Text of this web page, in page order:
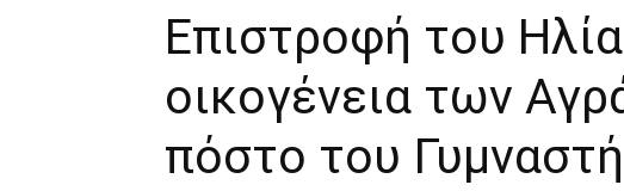
Επιστροφή του
οικογένεια των
πόστο του Γυμναστή